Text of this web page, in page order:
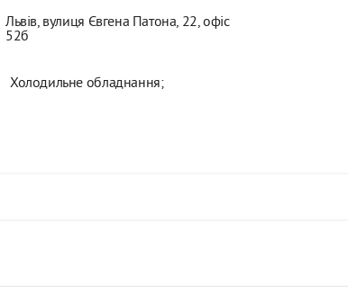
Львів, вулиця Євгена Патона, 22, офіс
52б
Холодильне обладнання;